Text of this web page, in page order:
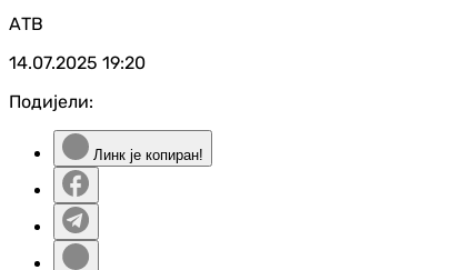
АТВ
14.07.2025 19:20
Подијели:
Линк је копиран!